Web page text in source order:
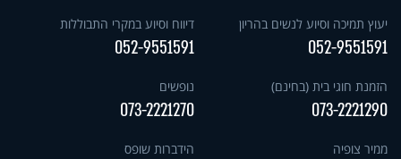
יעוץ תמיכה וסיוע לנשים בהריון
052-9551591
דיווח וסיוע במקרי התבוללות
052-9551591
הזמנת חוגי בית (בחינם)
073-2221290
נופשים
073-2221270
ממיר צופיה הידברות שופס